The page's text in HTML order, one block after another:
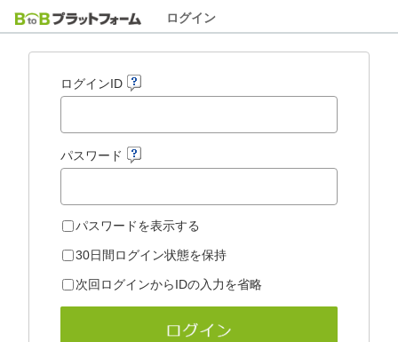
ログイン
ログインID
パスワード
パスワードを表示する
30日間ログイン状態を保持
次回ログインからIDの入力を省略